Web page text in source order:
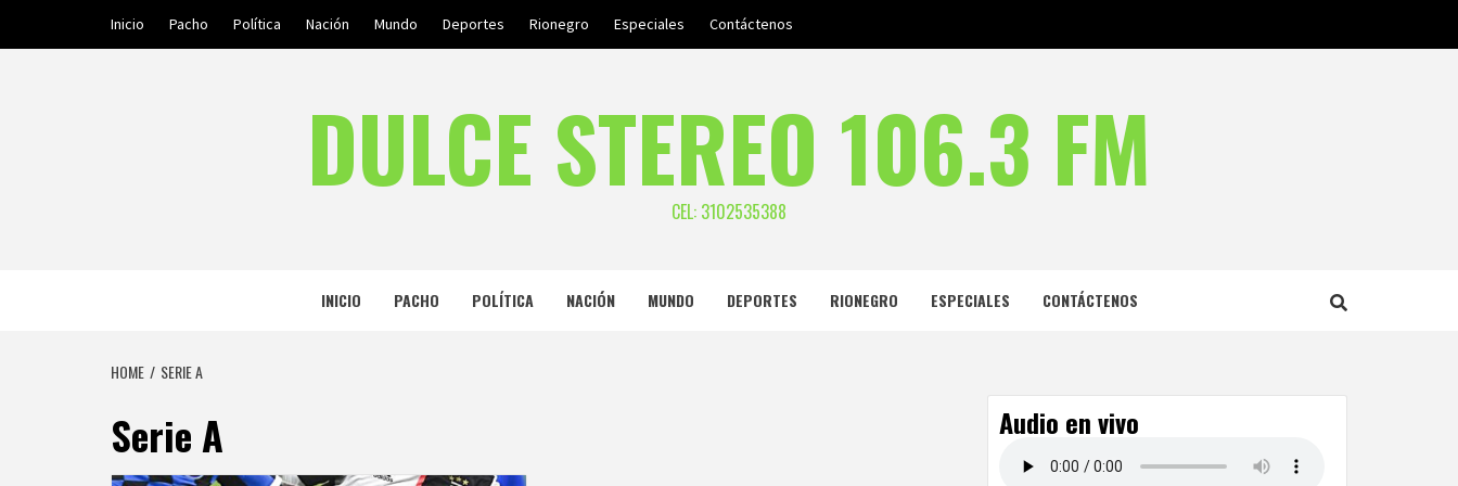
Inicio Pacho Política Nación Mundo Deportes Rionegro Especiales Contáctenos
DULCE STEREO 106.3 FM
CEL: 3102535388
INICIO PACHO POLÍTICA NACIÓN MUNDO DEPORTES RIONEGRO ESPECIALES CONTÁCTENOS
HOME SERIE A
Serie A Audio en vivo